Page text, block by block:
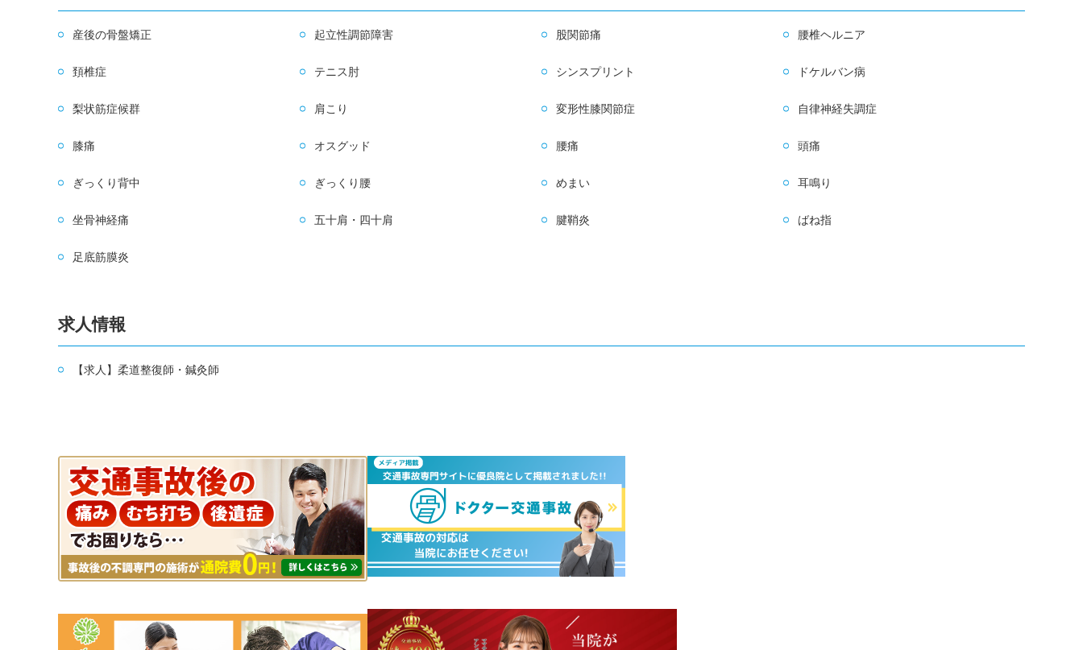
産後の骨盤矯正 起立性調節障害 股関節痛 腰椎ヘルニア
頚椎症 テニス肘 シンスプリント ドケルバン病
梨状筋症候群 肩こり 変形性膝関節症 自律神経失調症
膝痛 オスグッド 腰痛 頭痛
ぎっくり背中 ぎっくり腰 めまい 耳鳴り
坐骨神経痛 五十肩・四十肩 腱鞘炎 ばね指
足底筋膜炎
求人情報
【求人】柔道整復師・鍼灸師